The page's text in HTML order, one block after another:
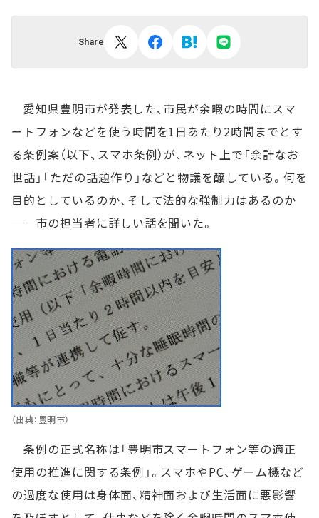
Share
愛知県豊明市が発表した、市民が余暇の時間にスマ
ートフォンなどを使う時間を1日あたり2時間までとす
る条例案（以下、スマホ条例）が、ネット上で「余計なお
世話」「ただの話題作り」などと物議を醸している。何を
目的としているのか、そして法的な強制力はあるのか
──市の担当者に詳しい話を聞いた。
（出典：豊明市）
条例の正式名称は「豊明市スマートフォン等の適正
使用の推進に関する条例」。スマホやPC、ゲーム機など
の過度な使用は身体面、精神面および生活面に悪影響